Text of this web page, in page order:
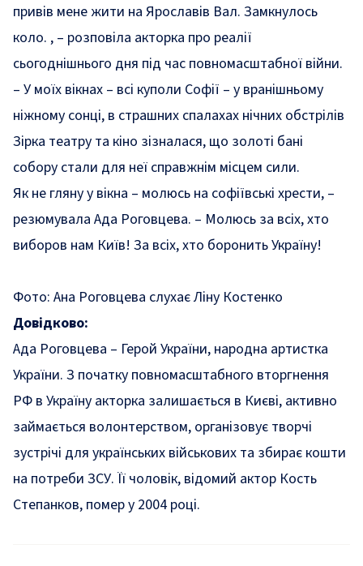
привів мене жити на Ярославів Вал. Замкнулось
коло. , – розповіла акторка про реалії
сьогоднішнього дня під час повномасштабної війни.
– У моїх вікнах – всі куполи Софії – у вранішньому
ніжному сонці, в страшних спалахах нічних обстрілів
Зірка театру та кіно зізналася, що золоті бані
собору стали для неї справжнім місцем сили.
Як не гляну у вікна – молюсь на софіївські хрести, –
резюмувала Ада Роговцева. – Молюсь за всіх, хто
виборов нам Київ! За всіх, хто боронить Україну!
Фото: Ана Роговцева слухає Ліну Костенко
Довідково:
Ада Роговцева – Герой України, народна артистка
України. З початку повномасштабного вторгнення
РФ в Україну акторка залишається в Києві, активно
займається волонтерством, організовує творчі
зустрічі для українських військових та збирає кошти
на потреби ЗСУ. Її чоловік, відомий актор Кость
Степанков, помер у 2004 році.